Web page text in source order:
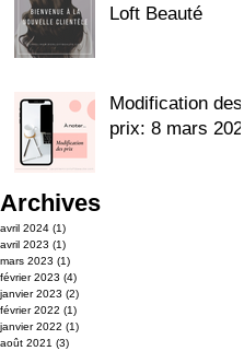
Loft Beauté
Modification des
prix: 8 mars 2023
Archives
avril 2024 (1)
avril 2023 (1)
mars 2023 (1)
février 2023 (4)
janvier 2023 (2)
février 2022 (1)
janvier 2022 (1)
août 2021 (3)